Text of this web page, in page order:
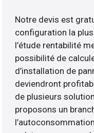
Notre devis est
configuration la
l’étude rentabilité
possibilité de
d’installation de
deviendront
de plusieurs
proposons un